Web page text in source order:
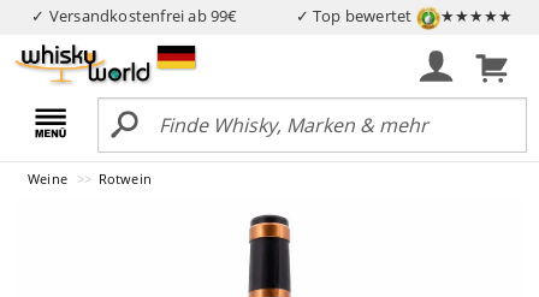
✓ Versandkostenfrei ab 99€ ✓ Top bewertet ★★★★★
Weine Rotwein